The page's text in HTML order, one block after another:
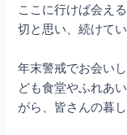
ここに行けば会え
切と思い、続けてい
年末警戒でお会い
ども食堂やふれあ
がら、皆さんの暮